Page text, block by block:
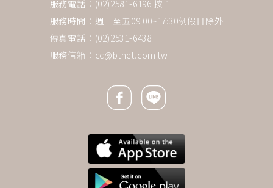
服務電話：(02)2581-6196 按 1
服務時間：週一至五09:00~17:30例假日除外
傳真電話：(02)2531-6438
服務信箱： cc@btnet.com.tw
Facebook icon
Line icon